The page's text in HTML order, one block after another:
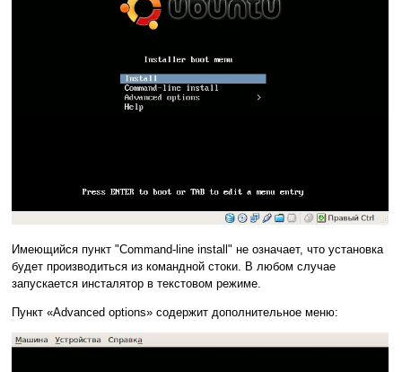
Имеющийся пункт "Command-line install" не означает, что установка
будет производиться из командной стоки. В любом случае
запускается инсталятор в текстовом режиме.
Пункт «Advanced options» содержит дополнительное меню: